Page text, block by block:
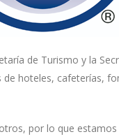
de Turismo y la
hoteles, cafeterías,
por lo que